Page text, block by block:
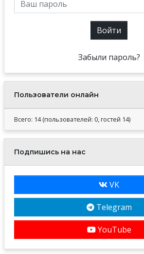
Войти
Забыли пароль?
Пользователи онлайн
Всего: 14 (пользователей: 0, гостей 14)
Подпишись на нас
VK
Telegram
YouTube